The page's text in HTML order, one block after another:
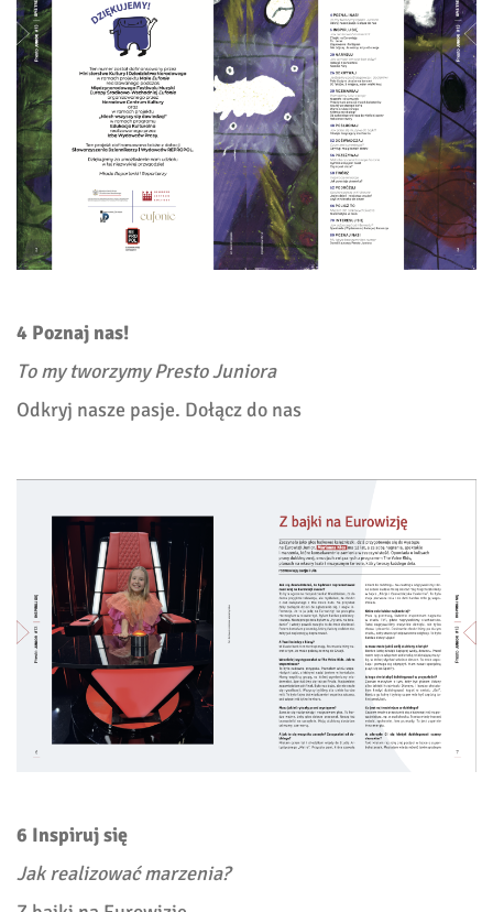
4 Poznaj nas!
To my tworzymy Presto Juniora
Odkryj nasze pasje. Dołącz do nas
6 Inspiruj się
Jak realizować marzenia?